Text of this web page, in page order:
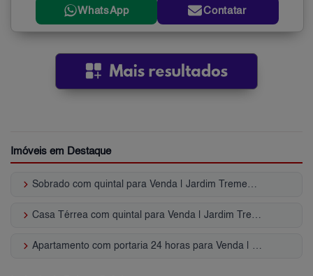
WhatsApp Contatar
Imóveis em Destaque
keyboard_arrow_right Sobrado com quintal para Venda | Jardim Tremembé
keyboard_arrow_right Casa Térrea com quintal para Venda | Jardim Tremembé
keyboard_arrow_right Apartamento com portaria 24 horas para Venda | Jardim Tremembé